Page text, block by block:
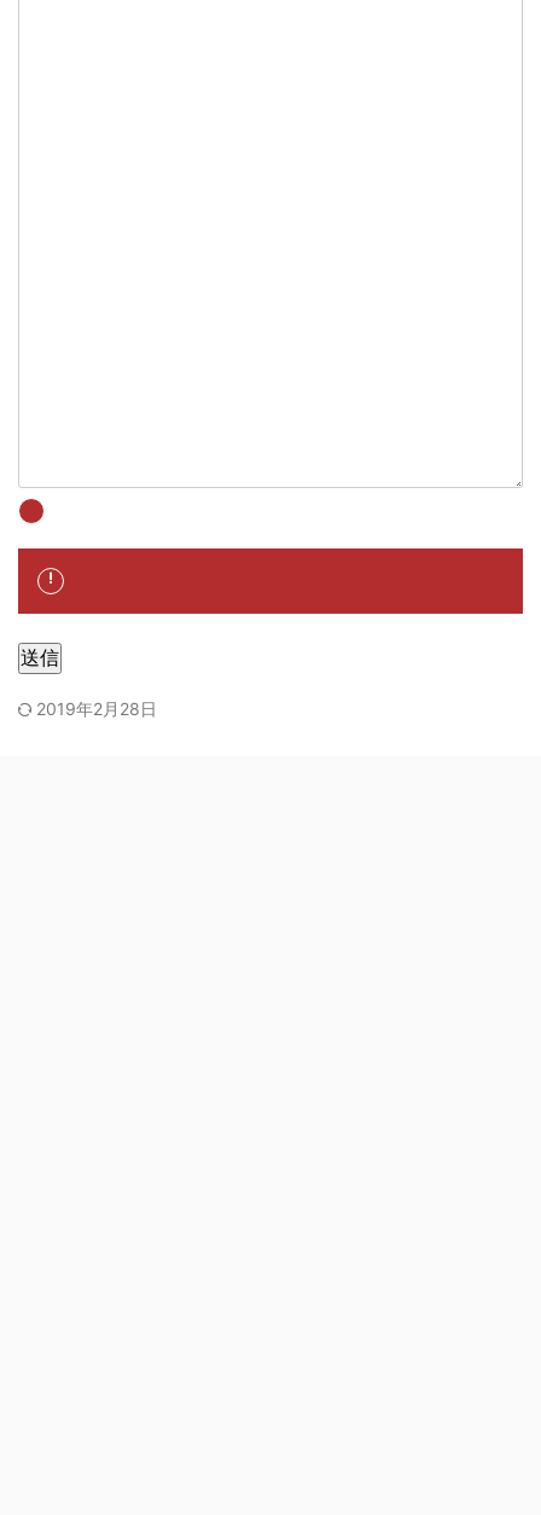
送信
2019年2月28日